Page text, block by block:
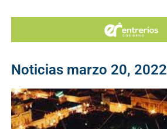
Noticias marzo 20, 2022